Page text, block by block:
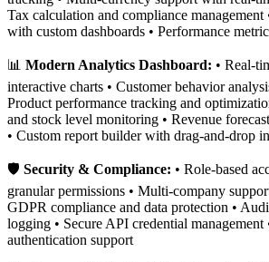
Tax calculation and compliance
with custom dashboards • Performance
📊 Modern Analytics Dashboard: • Real-
interactive charts • Customer behavior
Product performance tracking and
and stock level monitoring • Revenue
• Custom report builder with drag-and-drop
🛡️ Security & Compliance: • Role-based
granular permissions • Multi-company
GDPR compliance and data protection •
logging • Secure API credential management
authentication support